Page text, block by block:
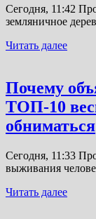
Сегодня, 11:42
земляничное
Читать далее
Почему
ТОП-10
обниматься
Сегодня, 11:33
выживания
Читать далее